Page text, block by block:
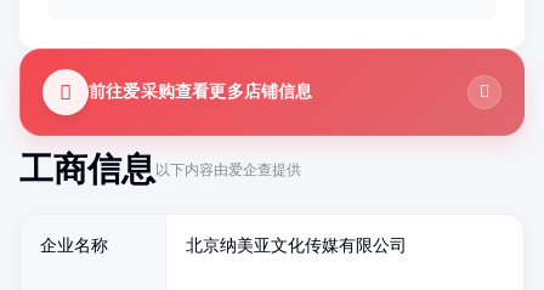
工商信息以下内容由爱企查提供
企业名称 北京纳美亚文化传媒有限公司
前往爱采购查看更多店铺信息